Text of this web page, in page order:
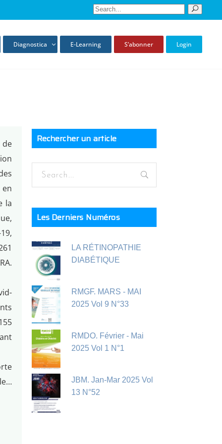
Diagnostica E-Learning S’abonner Login
de
la
Rechercher un article
Les Derniers Numéros
LA RÉTINOPATHIE
DIABÉTIQUE
RMGF. MARS - MAI
2025 Vol 9 N°33
RMDO. Février - Mai
2025 Vol 1 N°1
JBM. Jan-Mar 2025 Vol
13 N°52